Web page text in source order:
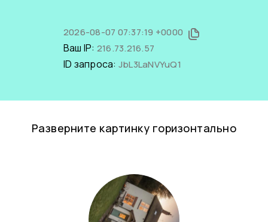
2026-08-07 07:37:19 +0000
Ваш IP: 216.73.216.57
ID запроса: JbL3LaNVYuQ1
Разверните картинку горизонтально